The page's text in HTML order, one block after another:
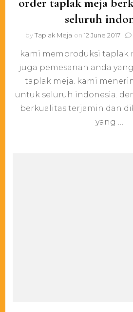
seluruh
byTaplak Meja on 12 June 2017
kami memproduksi taplak
juga pemesanan anda
taplak meja. kami
untuk seluruh indonesia.
berkualitas terjamin dan
yang …